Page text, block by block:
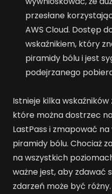
przesłane
AWS Cloud. Dostęp
wskaźnikiem, który
piramidy bólu i jest
podejrzanego
Istnieje kilka
które można dostrzec
LastPass i zmapować
piramidy bólu. Chociaż
na wszystkich
ważne jest, aby zdawać
zdarzeń może być